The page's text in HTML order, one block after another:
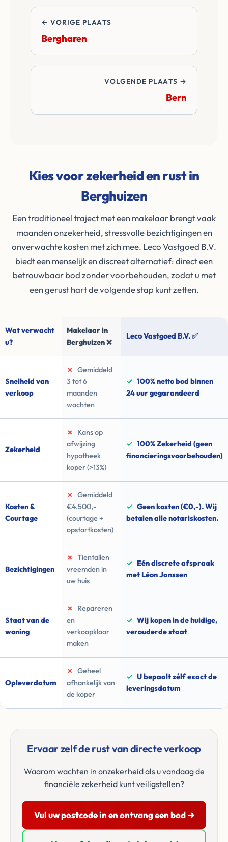
← VORIGE PLAATS
Bergharen
VOLGENDE PLAATS →
Bern
Kies voor zekerheid en rust in
Berghuizen
Een traditioneel traject met een makelaar brengt vaak
maanden onzekerheid, stressvolle bezichtigingen en
onverwachte kosten met zich mee. Leco Vastgoed B.V.
biedt een menselijk en discreet alternatief: direct een
betrouwbaar bod zonder voorbehouden, zodat u met
een gerust hart de volgende stap kunt zetten.
Wat verwacht
u?
Makelaar in
Berghuizen ❌
Leco Vastgoed B.V. ✅
Snelheid van
verkoop
✗
Gemiddeld
3 tot 6
maanden
wachten
✓ 100% netto bod binnen
24 uur gegarandeerd
Zekerheid
✗
Kans op
afwijzing
hypotheek
koper (>13%)
✓ 100% Zekerheid (geen
financieringsvoorbehouden)
Kosten &
Courtage
✗
Gemiddeld
€4.500,-
(courtage +
opstartkosten)
✓ Geen kosten (€0,-). Wij
betalen alle notariskosten.
Bezichtigingen
✗
Tientallen
vreemden in
uw huis
✓ Eén discrete afspraak
met Léon Janssen
Staat van de
woning
✗
Repareren
en
verkoopklaar
maken
✓ Wij kopen in de huidige,
verouderde staat
Opleverdatum
✗
Geheel
afhankelijk van
de koper
✓ U bepaalt zélf exact de
leveringsdatum
Ervaar zelf de rust van directe verkoop
Waarom wachten in onzekerheid als u vandaag de
financiële zekerheid kunt veiligstellen?
Vul uw postcode in en ontvang een bod ➜